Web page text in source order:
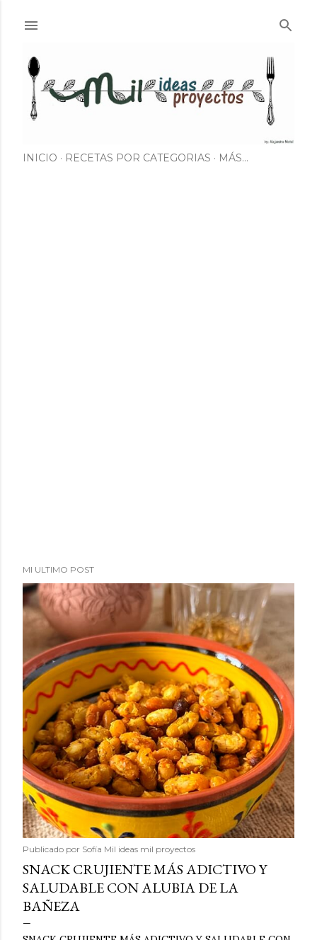
INICIO RECETAS POR CATEGORIAS MÁS…
MI ULTIMO POST
Publicado por Sofía Mil ideas mil proyectos
SNACK CRUJIENTE MÁS ADICTIVO Y
SALUDABLE CON ALUBIA DE LA
BAÑEZA